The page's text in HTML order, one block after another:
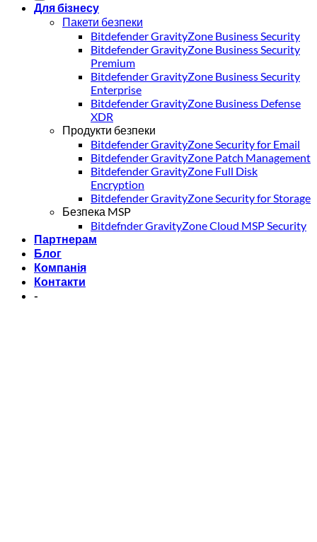
Для бізнесу
Пакети безпеки
Bitdefender GravityZone Business Security
Bitdefender GravityZone Business Security
Premium
Bitdefender GravityZone Business Security
Enterprise
Bitdefender GravityZone Business Defense
XDR
Продукти безпеки
Bitdefender GravityZone Security for Email
Bitdefender GravityZone Patch Management
Bitdefender GravityZone Full Disk
Encryption
Bitdefender GravityZone Security for Storage
Безпека MSP
Bitdefnder GravityZone Cloud MSP Security
Партнерам
Блог
Компанія
Контакти
-